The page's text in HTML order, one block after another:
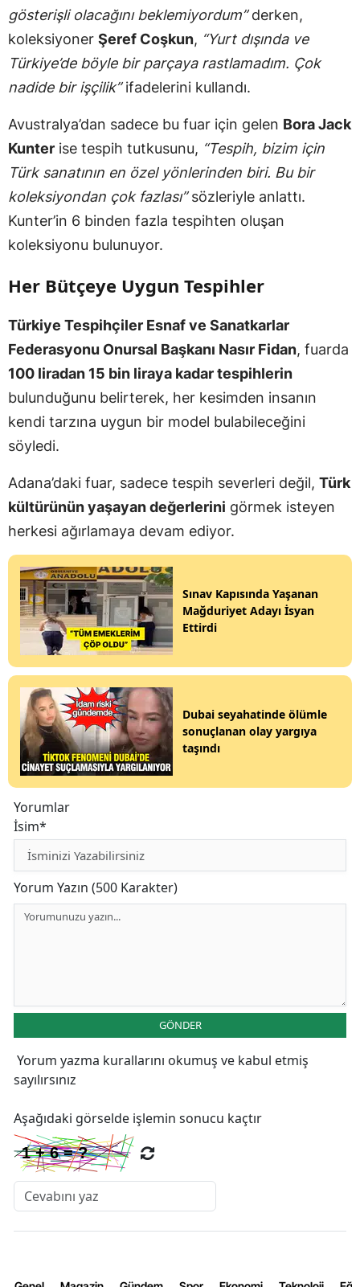
gösterişli olacağını beklemiyordum”derken,
koleksiyoner Şeref Coşkun, “Yurt dışında ve
Türkiye’de böyle bir parçaya rastlamadım. Çok
nadide bir işçilik”ifadelerini kullandı.
Avustralya’dan sadece bu fuar için gelen Bora Jack
Kunter ise tespih tutkusunu, “Tespih, bizim için
Türk sanatının en özel yönlerinden biri. Bu bir
koleksiyondan çok fazlası”sözleriyle anlattı.
Kunter’in 6 binden fazla tespihten oluşan
koleksiyonu bulunuyor.
Her Bütçeye Uygun Tespihler
Türkiye Tespihçiler Esnaf ve Sanatkarlar
Federasyonu Onursal Başkanı Nasır Fidan, fuarda
100 liradan 15 bin liraya kadar tespihlerin
bulunduğunu belirterek, her kesimden insanın
kendi tarzına uygun bir model bulabileceğini
söyledi.
Adana’daki fuar, sadece tespih severleri değil, Türk
kültürünün yaşayan değerlerini görmek isteyen
herkesi ağırlamaya devam ediyor.
Sınav Kapısında Yaşanan
Mağduriyet Adayı İsyan
Ettirdi
Dubai seyahatinde ölümle
sonuçlanan olay yargıya
taşındı
Yorumlar
İsim*
Yorum Yazın (500 Karakter)
GÖNDER
Yorum yazma kurallarını okumuş ve kabul etmiş
sayılırsınız
Aşağıdaki görselde işlemin sonucu kaçtır